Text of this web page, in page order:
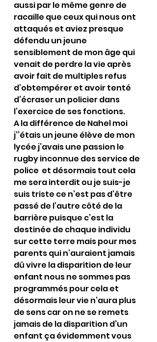
aussi par le même genre de
racaille que ceux qui nous ont
attaqués et aviez presque
défendu un jeune
sensiblement de mon âge qui
venait de perdre la vie après
avoir fait de multiples refus
d’obtempérer et avoir tenté
d’écraser un policier dans
l’exercice de ses fonctions.
A la différence de Nahel moi
j’’étais un jeune élève de mon
lycée j’avais une passion le
rugby inconnue des service de
police  et désormais tout cela
me sera interdit ou je suis-je
suis triste ce n’est pas d’être
passé de l’autre côté de la
barrière puisque c’est la
destinée de chaque individu
sur cette terre mais pour mes
parents qui n’auraient jamais
dû vivre la disparition de leur
enfant nous ne sommes pas
programmés pour cela et
désormais leur vie n’aura plus
de sens car on ne se remets
jamais de la disparition d’un
enfant ça évidemment vous